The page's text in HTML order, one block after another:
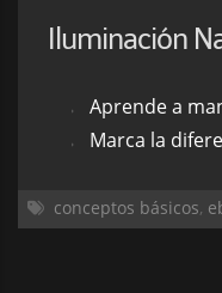
Aprende a
Marca la diferencia
conceptos básicos,